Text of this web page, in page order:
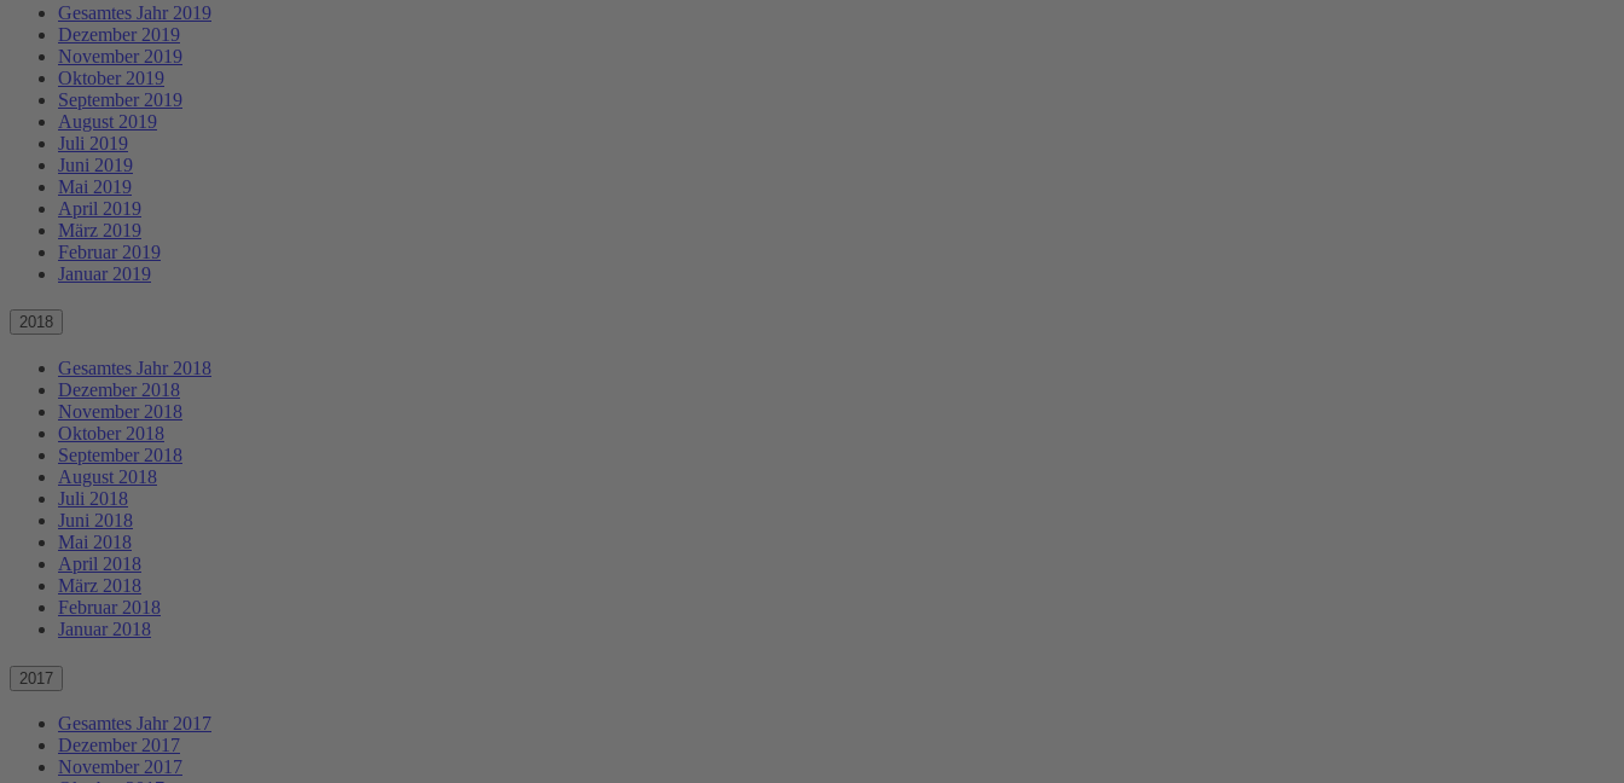
Gesamtes Jahr 2019
Dezember 2019
November 2019
Oktober 2019
September 2019
August 2019
Juli 2019
Juni 2019
Mai 2019
April 2019
März 2019
Februar 2019
Januar 2019
2018
Gesamtes Jahr 2018
Dezember 2018
November 2018
Oktober 2018
September 2018
August 2018
Juli 2018
Juni 2018
Mai 2018
April 2018
März 2018
Februar 2018
Januar 2018
2017
Gesamtes Jahr 2017
Dezember 2017
November 2017